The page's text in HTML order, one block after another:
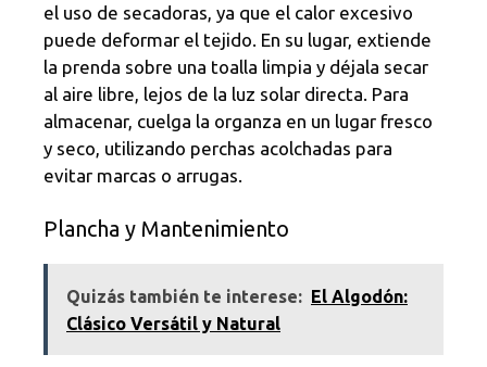
el uso de secadoras, ya que el calor excesivo
puede deformar el tejido. En su lugar, extiende
la prenda sobre una toalla limpia y déjala secar
al aire libre, lejos de la luz solar directa. Para
almacenar, cuelga la organza en un lugar fresco
y seco, utilizando perchas acolchadas para
evitar marcas o arrugas.
Plancha y Mantenimiento
Quizás también te interese:
El Algodón:
Clásico Versátil y Natural